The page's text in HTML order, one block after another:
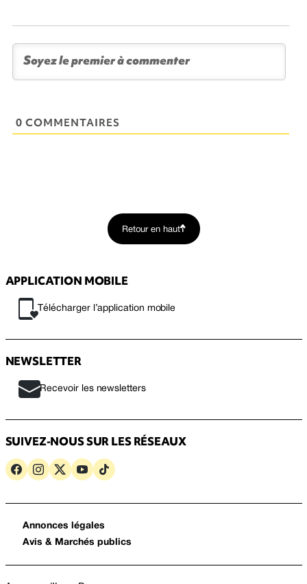
0 COMMENTAIRES
Retour en haut
APPLICATION MOBILE
Télécharger l’application mobile
NEWSLETTER
Recevoir les newsletters
SUIVEZ-NOUS SUR LES RÉSEAUX
Annonces légales
Avis & Marchés publics